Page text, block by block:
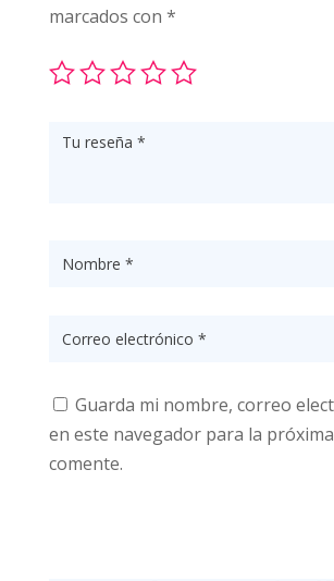
marcados con *
Guarda mi nombre, correo
en este navegador para la
comente.